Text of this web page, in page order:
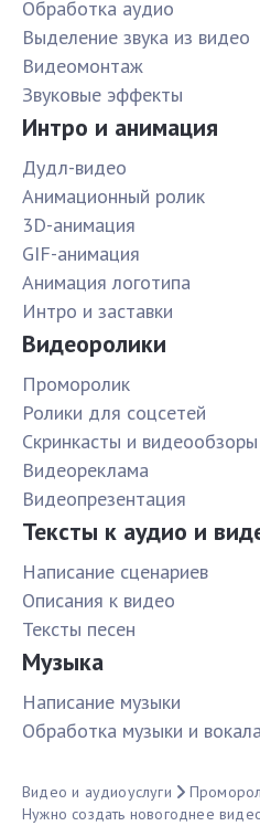
Обработка аудио
Выделение звука из видео
Видеомонтаж
Звуковые эффекты
Интро и анимация
Дудл-видео
Анимационный ролик
3D-анимация
GIF-анимация
Анимация логотипа
Интро и заставки
Видеоролики
Проморолик
Ролики для соцсетей
Скринкасты и видеообзоры
Видеореклама
Видеопрезентация
Тексты к аудио и
Написание сценариев
Описания к видео
Тексты песен
Музыка
Написание музыки
Обработка музыки и вокала
Видео и аудиоуслуги
Нужно создать новогоднее